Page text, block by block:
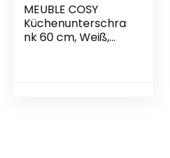
MEUBLE COSY
Küchenunterschra
nk 60 cm, Weiß,